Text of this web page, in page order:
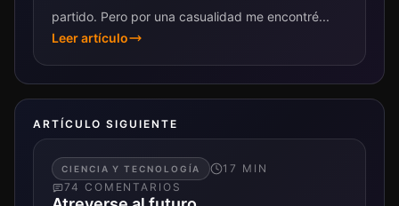
partido. Pero por una casualidad me encontré...
Leer artículo
ARTÍCULO SIGUIENTE
CIENCIA Y TECNOLOGÍA 17 MIN
74 COMENTARIO S